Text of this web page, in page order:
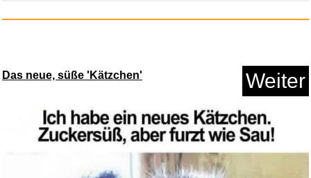
Anzeige
Das neue, süße 'Kätzchen' Weiter